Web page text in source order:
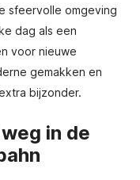
sfeervolle omgeving
dag als een
voor nieuwe
gemakken en
bijzonder.
in de